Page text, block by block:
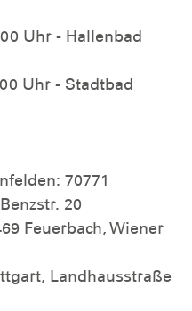
Uhr - Hallenbad
Uhr - Stadtbad
70771
20
Feuerbach, Wiener
Landhausstraße